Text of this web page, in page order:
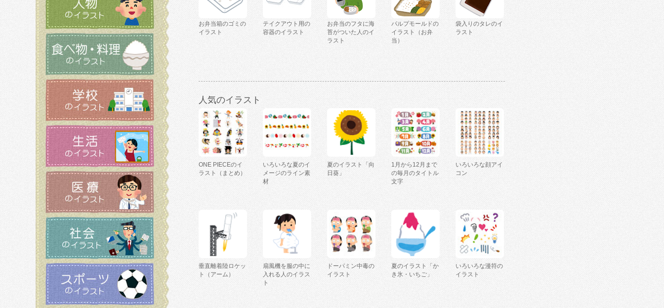
お弁当箱のゴミの
イラスト
テイクアウト用の
容器のイラスト
お弁当のフタに海
苔がついた人のイ
ラスト
パルプモールドの
イラスト（お弁
当）
袋入りのタレのイ
ラスト
人気のイラスト
ONE PIECEのイ
ラスト（まとめ）
いろいろな夏のイ
メージのライン素
材
夏のイラスト「向
日葵」
1月から12月まで
の毎月のタイトル
文字
いろいろな顔アイ
コン
垂直離着陸ロケッ
ト（アーム）
扇風機を服の中に
入れる人のイラス
ト
ドーパミン中毒の
イラスト
夏のイラスト「か
き氷・いちご」
いろいろな漫符の
イラスト